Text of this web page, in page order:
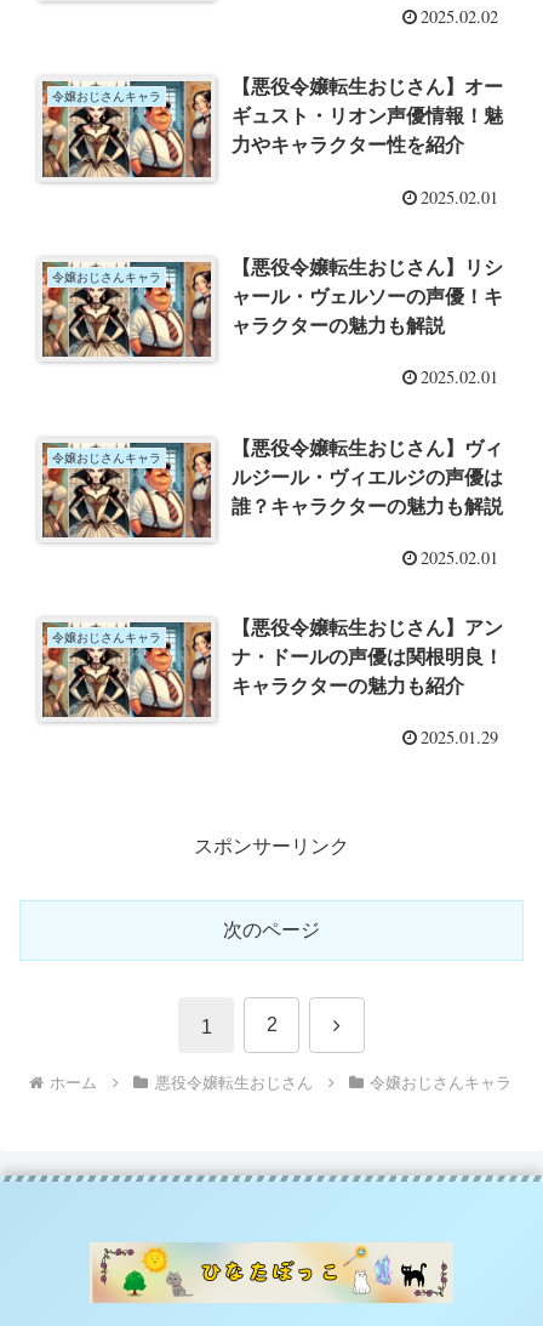
2025.02.02
令嬢おじさんキャラ
【悪役令嬢転生おじさん】オー
ギュスト・リオン声優情報！魅
力やキャラクター性を紹介
2025.02.01
令嬢おじさんキャラ
【悪役令嬢転生おじさん】リシ
ャール・ヴェルソーの声優！キ
ャラクターの魅力も解説
2025.02.01
令嬢おじさんキャラ
【悪役令嬢転生おじさん】ヴィ
ルジール・ヴィエルジの声優は
誰？キャラクターの魅力も解説
2025.02.01
令嬢おじさんキャラ
【悪役令嬢転生おじさん】アン
ナ・ドールの声優は関根明良！
キャラクターの魅力も紹介
2025.01.29
スポンサーリンク
次のページ
1 2 次
へ
ホーム 悪役令嬢転生おじさん 令嬢おじさんキャラ